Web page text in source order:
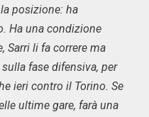
posizione: ha
Ha una condizione
Sarri li fa correre ma
fase difensiva, per
ieri contro il Torino. Se
ultime gare, farà una